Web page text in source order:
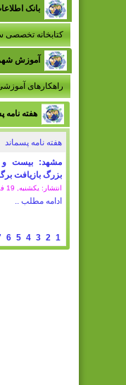
بانک
کتابخانه تخصصی
آموزش
راهکارهای
هفته نامه
هفته نامه پسماند
مشهد: بیست و
بزرگ بازیافت
انتشار: یکشنبه, 19 فروردين 1397
ادامه مطلب ..
1
2
3
4
5
6